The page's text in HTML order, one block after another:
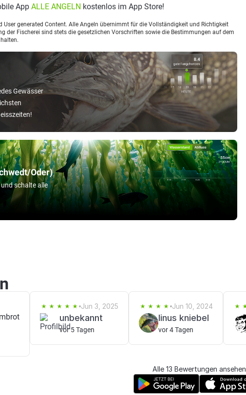
Oder)
schalte alle
Gewässer
App ALLE ANGELN kostenlos im App Store!
User generated Content. Alle Angeln übernimmt für die Vollständigkeit und Richtigkeit
der Fischerei sind stets die gesetzlichen Vorschriften sowie die Bestimmungen auf dem
Jun 3, 2025
unbekannt
vor 5 Tagen
Jun 10, 2024
linus kniebel
vor 4 Tagen
Alle 13 Bewertungen ansehen